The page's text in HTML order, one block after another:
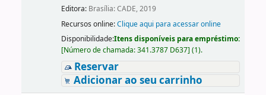
Editora: Brasília: CADE, 2019
Recursos online:Clique aqui para acessar online
Disponibilidade:Itens disponíveis para empréstimo:
[Número de chamada:341.3787 D637] (1).
Reservar
Adicionar ao seu carrinho